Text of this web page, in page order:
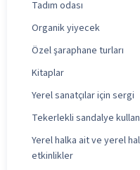
Tadım odası
Organik yiyecek
Özel şaraphane turları
Kitaplar
Yerel sanatçılar için sergi
Tekerlekli sandalye
Yerel halka ait ve yerel
etkinlikler